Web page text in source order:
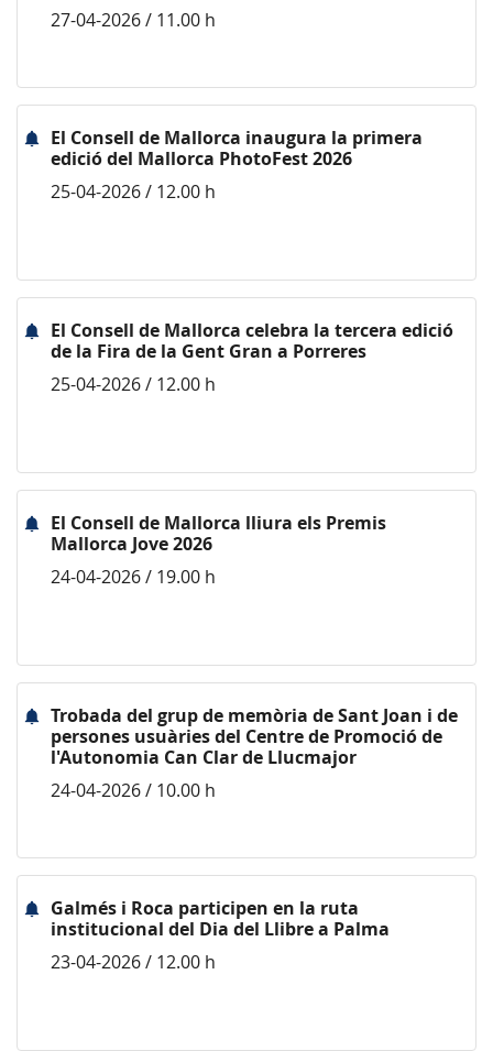
27-04-2026 / 11.00 h
El Consell de Mallorca inaugura la primera
edició del Mallorca PhotoFest 2026
25-04-2026 / 12.00 h
El Consell de Mallorca celebra la tercera edició
de la Fira de la Gent Gran a Porreres
25-04-2026 / 12.00 h
El Consell de Mallorca lliura els Premis
Mallorca Jove 2026
24-04-2026 / 19.00 h
Trobada del grup de memòria de Sant Joan i de
persones usuàries del Centre de Promoció de
l'Autonomia Can Clar de Llucmajor
24-04-2026 / 10.00 h
Galmés i Roca participen en la ruta
institucional del Dia del Llibre a Palma
23-04-2026 / 12.00 h